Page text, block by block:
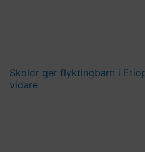
Skolor ger flyktingbarn i
vidare